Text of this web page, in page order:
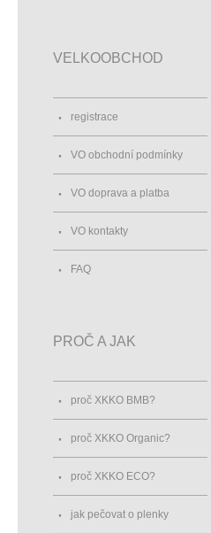
VELKOOBCHOD
registrace
VO obchodní podmínky
VO doprava a platba
VO kontakty
FAQ
PROČ A JAK
proč XKKO BMB?
proč XKKO Organic?
proč XKKO ECO?
jak pečovat o plenky